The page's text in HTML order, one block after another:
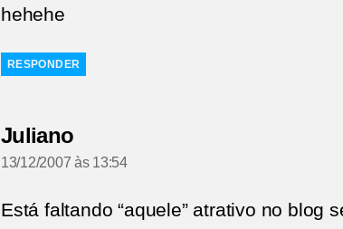
hehehe
RESPONDER
Julianodiz:
13/12/2007 às 13:54
Está faltando “aquele” atrativo no blog